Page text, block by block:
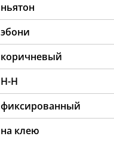
ньятон
эбони
коричневый
H-H
фиксированный
на клею